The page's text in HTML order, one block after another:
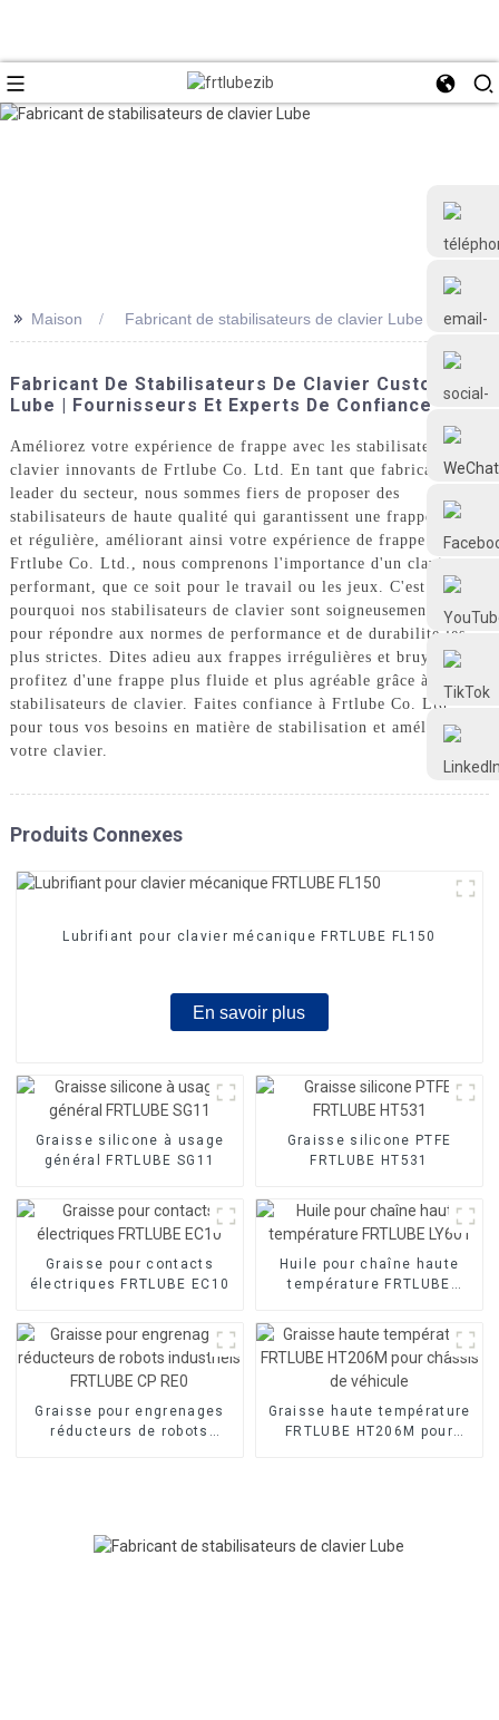
Frtlube
FRTLUBE
@FRTLUBE8
@FRTLUBE8
>> Maison Fabricant de stabilisateurs de clavier Lube
Fabricant De Stabilisateurs De Clavier Custom
Lube | Fournisseurs Et Experts De Confiance
Améliorez votre expérience de frappe avec les stabilisateurs de
clavier innovants de Frtlube Co. Ltd. En tant que fabricant
leader du secteur, nous sommes fiers de proposer des
stabilisateurs de haute qualité qui garantissent une frappe fluide
et régulière, améliorant ainsi votre expérience de frappe. Chez
Frtlube Co. Ltd., nous comprenons l'importance d'un clavier
performant, que ce soit pour le travail ou les jeux. C'est
pourquoi nos stabilisateurs de clavier sont soigneusement conçus
pour répondre aux normes de performance et de durabilité les
plus strictes. Dites adieu aux frappes irrégulières et bruyantes et
profitez d'une frappe plus fluide et plus agréable grâce à nos
stabilisateurs de clavier. Faites confiance à Frtlube Co. Ltd.
pour tous vos besoins en matière de stabilisation et améliorez
votre clavier.
Produits Connexes
Lubrifiant pour clavier mécanique FRTLUBE FL150
En savoir plus
Graisse silicone à usage
général FRTLUBE SG11
Graisse silicone PTFE
FRTLUBE HT531
Graisse pour contacts
électriques FRTLUBE EC10
Huile pour chaîne haute
température FRTLUBE
Graisse pour engrenages
réducteurs de robots
Graisse haute température
FRTLUBE HT206M pour